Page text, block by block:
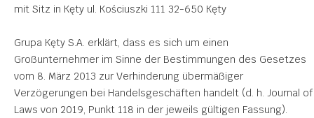
SCHWEISSEN
ANWENDUNGEN
SOZIALES ENGAGEMENT
mit Sitz in Kęty ul. Kościuszki 111 32-650 Kęty
Grupa Kęty S.A. erklärt, dass es sich um einen
Großunternehmer im Sinne der Bestimmungen des Gesetzes
vom 8. März 2013 zur Verhinderung übermäßiger
Verzögerungen bei Handelsgeschäften handelt (d. h. Journal of
Laws von 2019, Punkt 118 in der jeweils gültigen Fassung).